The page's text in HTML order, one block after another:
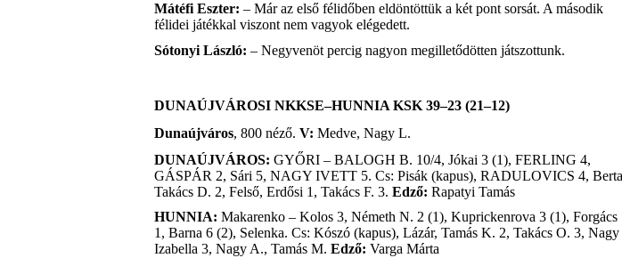
Mátéfi Eszter: – Már az első félidőben eldöntöttük a két pont sorsát. A második
félidei játékkal viszont nem vagyok elégedett.
Sótonyi László: – Negyvenöt percig nagyon megilletődötten játszottunk.
DUNAÚJVÁROSI NKKSE–HUNNIA KSK 39–23 (21–12)
Dunaújváros, 800 néző. V: Medve, Nagy L.
DUNAÚJVÁROS: GYŐRI – BALOGH B. 10/4, Jókai 3 (1), FERLING 4,
GÁSPÁR 2, Sári 5, NAGY IVETT 5. Cs: Pisák (kapus), RADULOVICS 4,
Takács D. 2, Felső, Erdősi 1, Takács F. 3. Edző: Rapatyi Tamás
HUNNIA: Makarenko – Kolos 3, Németh N. 2 (1), Kuprickenrova 3 (1), Forgács
1, Barna 6 (2), Selenka. Cs: Kószó (kapus), Lázár, Tamás K. 2, Takács O. 3, Nagy
Izabella 3, Nagy A., Tamás M. Edző: Varga Márta